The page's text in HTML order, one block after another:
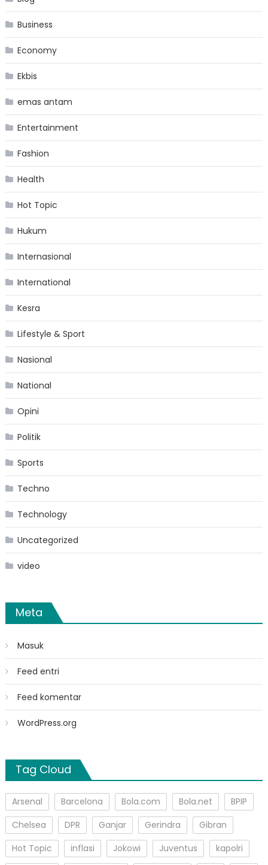
Business
Economy
Ekbis
emas antam
Entertainment
Fashion
Health
Hot Topic
Hukum
Internasional
International
Kesra
Lifestyle & Sport
Nasional
National
Opini
Politik
Sports
Techno
Technology
Uncategorized
video
Meta
Masuk
Feed entri
Feed komentar
WordPress.org
Tag Cloud
Arsenal Barcelona Bola.com Bola.net
BPIP
Chelsea
DPR Ganjar Gerindra
Gibran
Hot Topic
inflasi Jokowi Juventus
kapolri